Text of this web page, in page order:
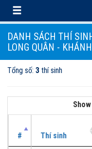
DANH SÁCH THÍ
LONG QUÂN -
Tổng số: 3 thí sinh
Show
# Thí sinh